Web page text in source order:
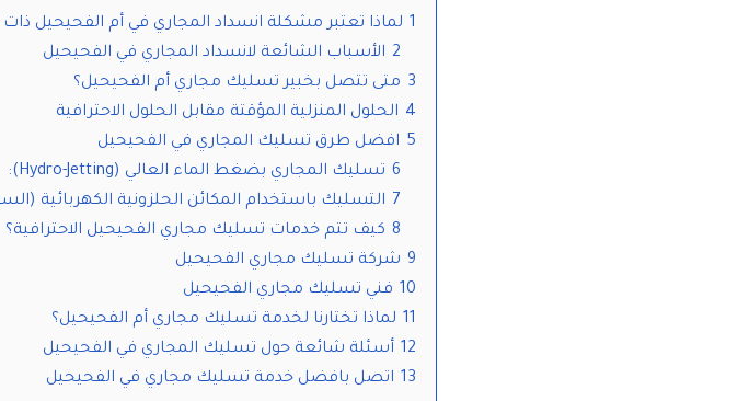
1 لماذا تعتبر مشكلة انسداد المجاري في أم الفحيحيل
2 الأسباب الشائعة لانسداد المجاري في الفحيحيل
3 متى تتصل بخبير تسليك مجاري أم الفحيحيل؟
4 الحلول المنزلية المؤقتة مقابل الحلول الاحترافية
5 افضل طرق تسليك المجاري في الفحيحيل
6 تسليك المجاري بضغط الماء العالي (Hydro-Jetting):
7 التسليك باستخدام المكائن الحلزونية الكهربائية
8 كيف تتم خدمات تسليك مجاري الفحيحيل الاحترافية؟
9 شركة تسليك مجاري الفحيحيل
10 فني تسليك مجاري الفحيحيل
11 لماذا تختارنا لخدمة تسليك مجاري أم الفحيحيل؟
12 أسئلة شائعة حول تسليك المجاري في الفحيحيل
13 اتصل بافضل خدمة تسليك مجاري في الفحيحيل